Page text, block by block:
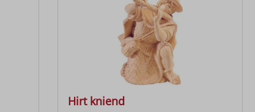
Hirt kniend